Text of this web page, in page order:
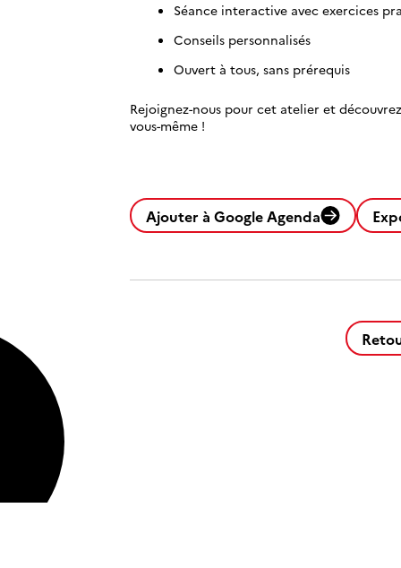
Séance interactive avec exercices
Conseils personnalisés
Ouvert à tous, sans prérequis
Rejoignez-nous pour cet atelier et
vous-même !
Ajouter à Google Agenda